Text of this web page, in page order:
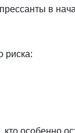
в
риска:
особенно